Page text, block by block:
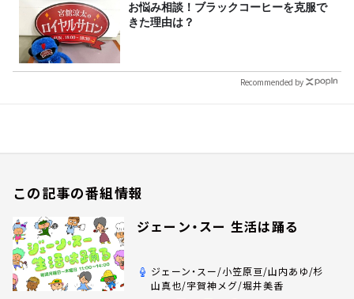
お悩み相談！ブラックコーヒーを克服で
きた理由は？
Recommended by
この記事の番組情報
ジェーン・スー 生活は踊る
ジェーン・スー/小笠原亘/山内あゆ/杉
山真也/宇賀神メグ/堀井美香